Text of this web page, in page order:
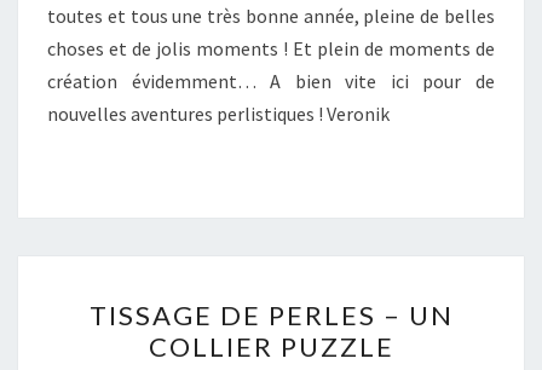
ET
TOUS
!
toutes et tous une très bonne année, pleine de belles
choses et de jolis moments ! Et plein de moments de
création évidemment… A bien vite ici pour de
nouvelles aventures perlistiques ! Veronik
DE
PERLES
TISSAGE DE PERLES – UN
COLLIER PUZZLE